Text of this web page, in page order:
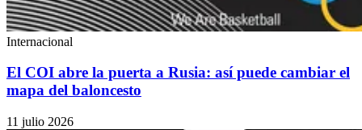
Internacional
El COI abre la puerta a Rusia: así puede cambiar el
mapa del baloncesto
11 julio 2026